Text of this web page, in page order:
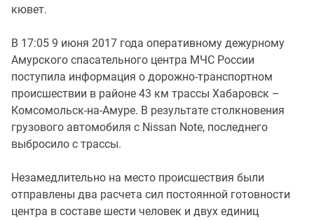
кювет.
В 17:05 9 июня 2017 года оперативному дежурному
Амурского спасательного центра МЧС России
поступила информация о дорожно-транспортном
происшествии в районе 43 км трассы Хабаровск –
Комсомольск-на-Амуре. В результате столкновения
грузового автомобиля с Nissan Note, последнего
выбросило с трассы.
Незамедлительно на место происшествия были
отправлены два расчета сил постоянной готовности
центра в составе шести человек и двух единиц